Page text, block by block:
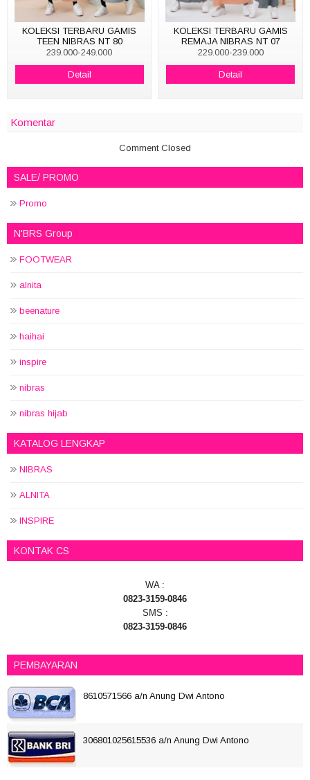
KOLEKSI TERBARU GAMIS
TEEN NIBRAS NT 80
239.000-249.000
Detail
KOLEKSI TERBARU GAMIS
REMAJA NIBRAS NT 07
229.000-239.000
Detail
Komentar
Comment Closed
SALE/ PROMO
Promo
N'BRS Group
FOOTWEAR
alnita
beenature
haihai
inspire
nibras
nibras hijab
KATALOG LENGKAP
NIBRAS
ALNITA
INSPIRE
KONTAK CS
WA :
0823-3159-0846
SMS :
0823-3159-0846
PEMBAYARAN
8610571566 a/n Anung Dwi Antono
306801025615536 a/n Anung Dwi Antono